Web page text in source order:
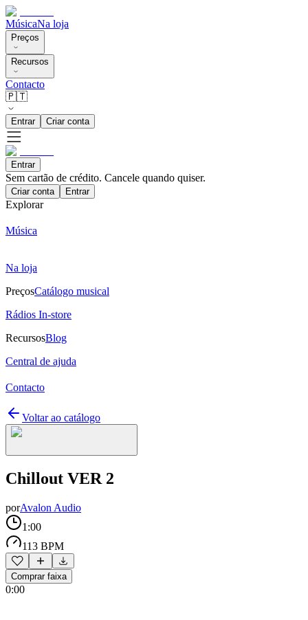
MúsicaNa loja
Preços
Recursos
Contacto
🇵🇹
Entrar Criar conta
Entrar
Sem cartão de crédito. Cancele quando quiser.
Criar conta Entrar
Explorar
Música
Na loja
PreçosCatálogo musical
Rádios In-store
RecursosBlog
Central de ajuda
Contacto
Voltar ao catálogo
Chillout VER 2
porAvalon Audio
1:00
113 BPM
Comprar faixa
0:00